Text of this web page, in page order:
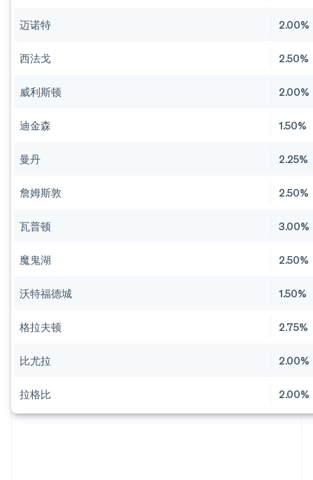
迈诺特 2.00%
西法戈 2.50%
威利斯顿 2.00%
迪金森 1.50%
曼丹 2.25%
詹姆斯敦 2.50%
瓦普顿 3.00%
魔鬼湖 2.50%
沃特福德城 1.50%
格拉夫顿 2.75%
比尤拉 2.00%
拉格比 2.00%